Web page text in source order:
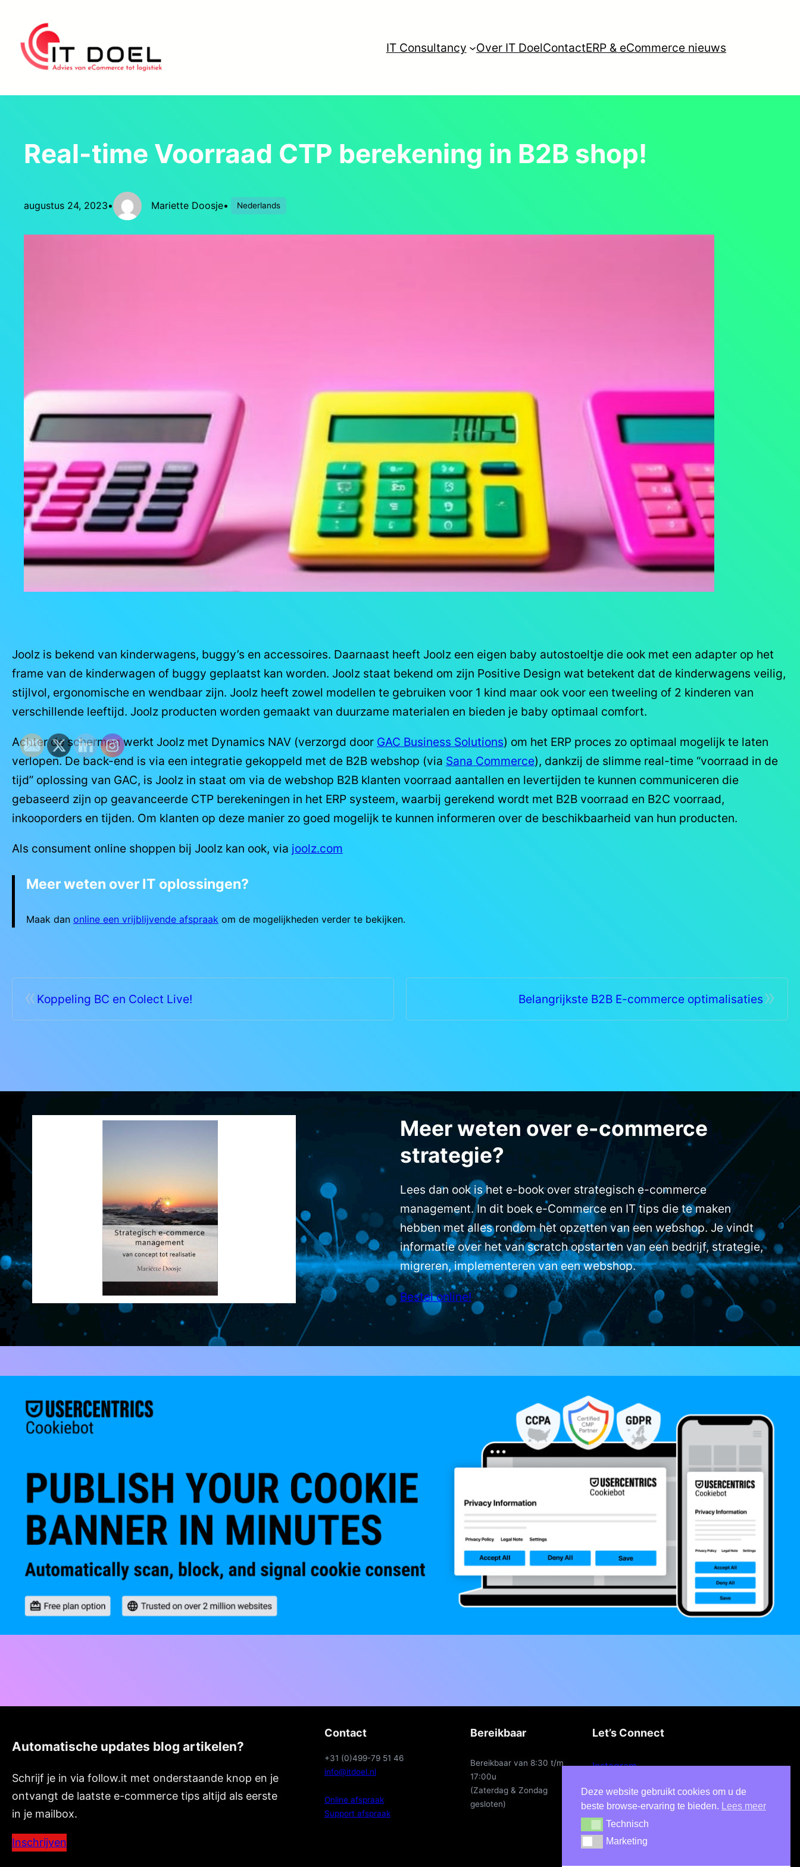
inhoud
IT Consultancy Over IT DoelContactERP & eCommerce nieuws
Real-time Voorraad CTP berekening in B2B shop!
augustus 24, 2023• Mariette Doosje• Nederlands
Joolz is bekend van kinderwagens, buggy’s en accessoires. Daarnaast heeft Joolz een eigen baby autostoeltje die ook met een adapter op het
frame van de kinderwagen of buggy geplaatst kan worden. Joolz staat bekend om zijn Positive Design wat betekent dat de kinderwagens veilig,
stijlvol, ergonomische en wendbaar zijn. Joolz heeft zowel modellen te gebruiken voor 1 kind maar ook voor een tweeling of 2 kinderen van
verschillende leeftijd. Joolz producten worden gemaakt van duurzame materialen en bieden je baby optimaal comfort.
Achter de schermen werkt Joolz met Dynamics NAV (verzorgd door GAC Business Solutions) om het ERP proces zo optimaal mogelijk te laten
verlopen. De back-end is via een integratie gekoppeld met de B2B webshop (via Sana Commerce), dankzij de slimme real-time “voorraad in de
tijd” oplossing van GAC, is Joolz in staat om via de webshop B2B klanten voorraad aantallen en levertijden te kunnen communiceren die
gebaseerd zijn op geavanceerde CTP berekeningen in het ERP systeem, waarbij gerekend wordt met B2B voorraad en B2C voorraad,
inkooporders en tijden. Om klanten op deze manier zo goed mogelijk te kunnen informeren over de beschikbaarheid van hun producten.
Als consument online shoppen bij Joolz kan ook, via joolz.com
Meer weten over IT oplossingen?
Maak dan online een vrijblijvende afspraakom de mogelijkheden verder te bekijken.
« Koppeling BC en Colect Live! »
Belangrijkste B2B E-commerce optimalisaties
Meer weten over e-commerce
strategie?
Lees dan ook is het e-book over strategisch e-commerce
management. In dit boek e-Commerce en IT tips die te maken
hebben met alles rondom het opzetten van een webshop. Je vindt
informatie over het van scratch opstarten van een bedrijf, strategie,
migreren, implementeren van een webshop.
Bestel online!
Automatische updates blog artikelen?
Schrijf je in via follow.it met onderstaande knop en je
ontvangt de laatste e-commerce tips altijd als eerste
in je mailbox.
Inschrijven
Contact
+31 (0)499-79 51 46
info@itdoel.nl
Online afspraak
Support afspraak
Bereikbaar
Bereikbaar van 8:30 t/m
17:00u
(Zaterdag & Zondag
gesloten)
Let’s Connect
Instagram
X
Deze website gebruikt cookies om u de
beste browse-ervaring te bieden.
Lees meer
Technisch
Technisch
Marketing
Marketing